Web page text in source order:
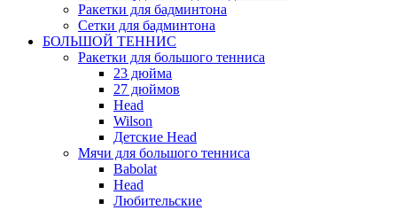
Ракетки для бадминтона
Сетки для бадминтона
БОЛЬШОЙ ТЕННИС
Ракетки для большого тенниса
23 дюйма
27 дюймов
Head
Wilson
Детские Head
Мячи для большого тенниса
Babolat
Head
Любительские